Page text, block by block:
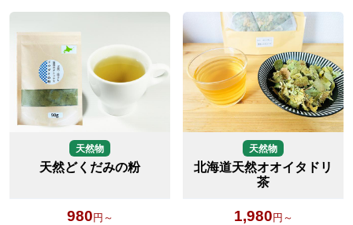
天然物
天然どくだみの粉
980 円～
天然物
北海道天然オオイタドリ
茶
1,980 円～